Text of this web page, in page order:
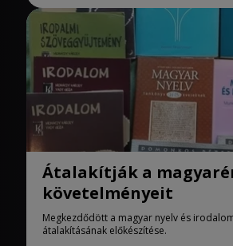
Átalakítják a
követelményeit
Megkezdődött a magyar nyelv és
átalakításának előkészítése.